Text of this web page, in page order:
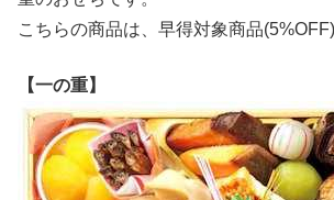
こちらの商品は、早得対象商品(5%OFF)
【一の重】